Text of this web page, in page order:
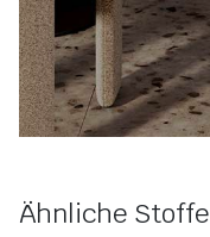
Ähnliche Stoffe